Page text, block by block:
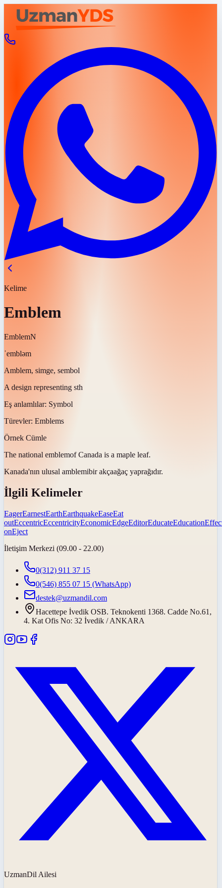
Kelime
Emblem
EmblemN
ˈembləm
Amblem, simge, sembol
A design representing sth
Eş anlamlılar: Symbol
Türevler: Emblems
Örnek Cümle
The national emblemof Canada is a maple leaf.
Kanada'nın ulusal amblemibir akçaağaç yaprağıdır.
İlgili Kelimeler
EagerEarnestEarthEarthquakeEaseEat
outEccentricEccentricityEconomicEdgeEditorEducateEducation
onEject
İletişim Merkezi (09.00 - 22.00)
0(312) 911 37 15
0(546) 855 07 15 (WhatsApp)
destek@uzmandil.com
Hacettepe İvedik OSB. Teknokenti 1368. Cadde No.61,
4. Kat Ofis No: 32 İvedik / ANKARA
UzmanDil Ailesi